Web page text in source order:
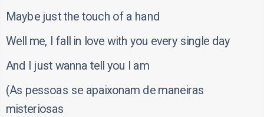
Maybe just the touch of a hand
Well me, I fall in love with you every single day
And I just wanna tell you I am
(As pessoas se apaixonam de maneiras
misteriosas